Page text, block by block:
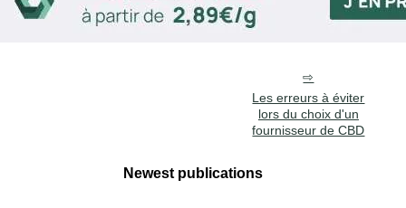
Les erreurs à éviter
lors du choix d'un
fournisseur de CBD
Newest publications